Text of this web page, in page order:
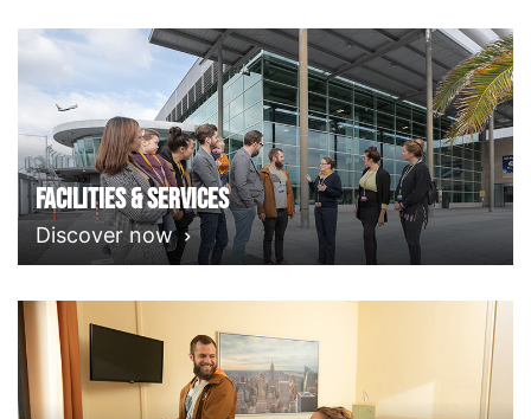
Facilities & Services
Discover now